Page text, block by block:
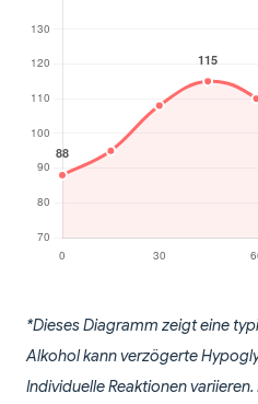
*Dieses Diagramm zeigt eine
Alkohol kann verzögerte
Individuelle Reaktionen